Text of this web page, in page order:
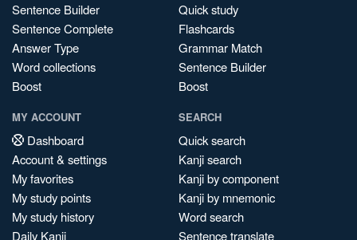
Sentence Builder
Sentence Complete
Answer Type
Word collections
Boost
Quick study
Flashcards
Grammar Match
Sentence Builder
Boost
MY ACCOUNT
Dashboard
Account & settings
My favorites
My study points
My study history
Daily Kanji
SEARCH
Quick search
Kanji search
Kanji by component
Kanji by mnemonic
Word search
Sentence translate